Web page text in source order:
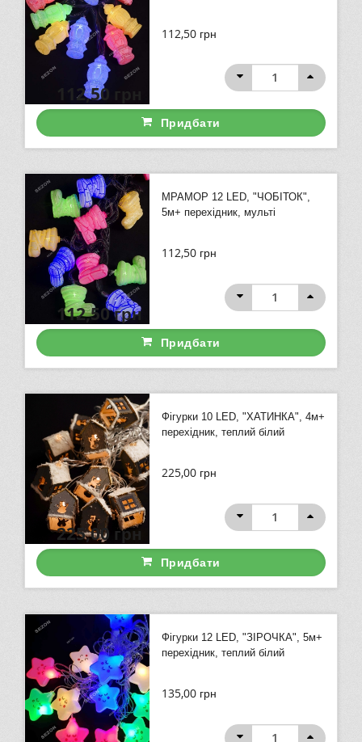
112,50 грн
112,50 грн
Придбати
МРАМОР 12 LED, "ЧОБІТОК",
5м+ перехідник, мульті
112,50 грн
112,50грн
Придбати
Фігурки 10 LED, "ХАТИНКА", 4м+
перехідник, теплий білий
225,00 грн
225,00 грн
Придбати
Фігурки 12 LED, "ЗІРОЧКА", 5м+
перехідник, теплий білий
135,00 грн